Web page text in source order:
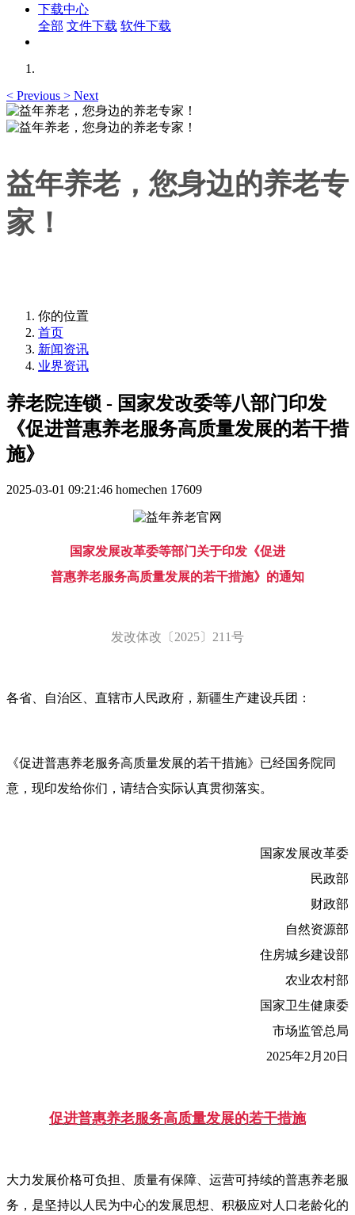
下载中心
全部 文件下载 软件下载
< Previous > Next
益年养老，您身边的养老专
家！
你的位置
首页
新闻资讯
业界资讯
养老院连锁 - 国家发改委等八部门印发
《促进普惠养老服务高质量发展的若干措
施》
2025-03-01 09:21:46 homechen 17609
国家发展改革委等部门关于印发《促进
普惠养老服务高质量发展的若干措施》的通知
发改体改〔2025〕211号
各省、自治区、直辖市人民政府，新疆生产建设兵团：
《促进普惠养老服务高质量发展的若干措施》已经国务院同
意，现印发给你们，请结合实际认真贯彻落实。
国家发展改革委
民政部
财政部
自然资源部
住房城乡建设部
农业农村部
国家卫生健康委
市场监管总局
2025年2月20日
促进普惠养老服务高质量发展的若干措施
大力发展价格可负担、质量有保障、运营可持续的普惠养老服
务，是坚持以人民为中心的发展思想、积极应对人口老龄化的